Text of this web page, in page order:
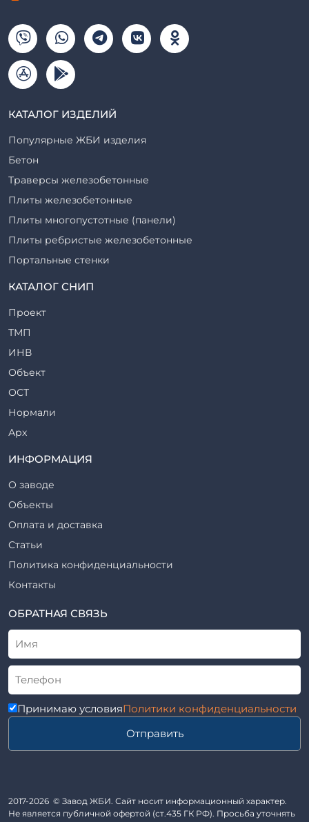
КАТАЛОГ ИЗДЕЛИЙ
Популярные ЖБИ изделия
Бетон
Траверсы железобетонные
Плиты железобетонные
Плиты многопустотные (панели)
Плиты ребристые железобетонные
Портальные стенки
Прогоны железобетонные
Ригели железобетонные
Сваи железобетонные
Стеновые блоки
Стойки железобетонные
Столбы железобетонные
Закладные детали
Трубы железобетонные
Утяжелители железобетонные
Фермы железобетонные
Фундаментные блоки
Фундаменты железобетонные
Шахты лифтов железобетонные
Шпалы железобетонные
Элементы благоустройства
Трубы асбоцементные
Приставки железобетонные (пасынки) Серия 3.407-57 и
ГОСТ 14295-75
Лестничные марши
Автопавильоны
Анкера железобетонные
Балки железобетонные
Блоки железобетонные
Кабины санитарно-технические
КАТАЛОГ СНИП
Проект
ТМП
ИНВ
Объект
ОСТ
Нормали
Арх
ТР
Серия
ТП
ТПР
Шифр
Рабочие чертежи
ВСН
ТУ
Альбом
ИНФОРМАЦИЯ
О заводе
Объекты
Оплата и доставка
Статьи
Политика конфиденциальности
Контакты
ОБРАТНАЯ СВЯЗЬ
Принимаю условияПолитики конфиденциальности
Отправить
2017-2026 © Завод ЖБИ. Сайт носит информационный характер.
Не является публичной офертой (ст.435 ГК РФ). Просьба уточнять